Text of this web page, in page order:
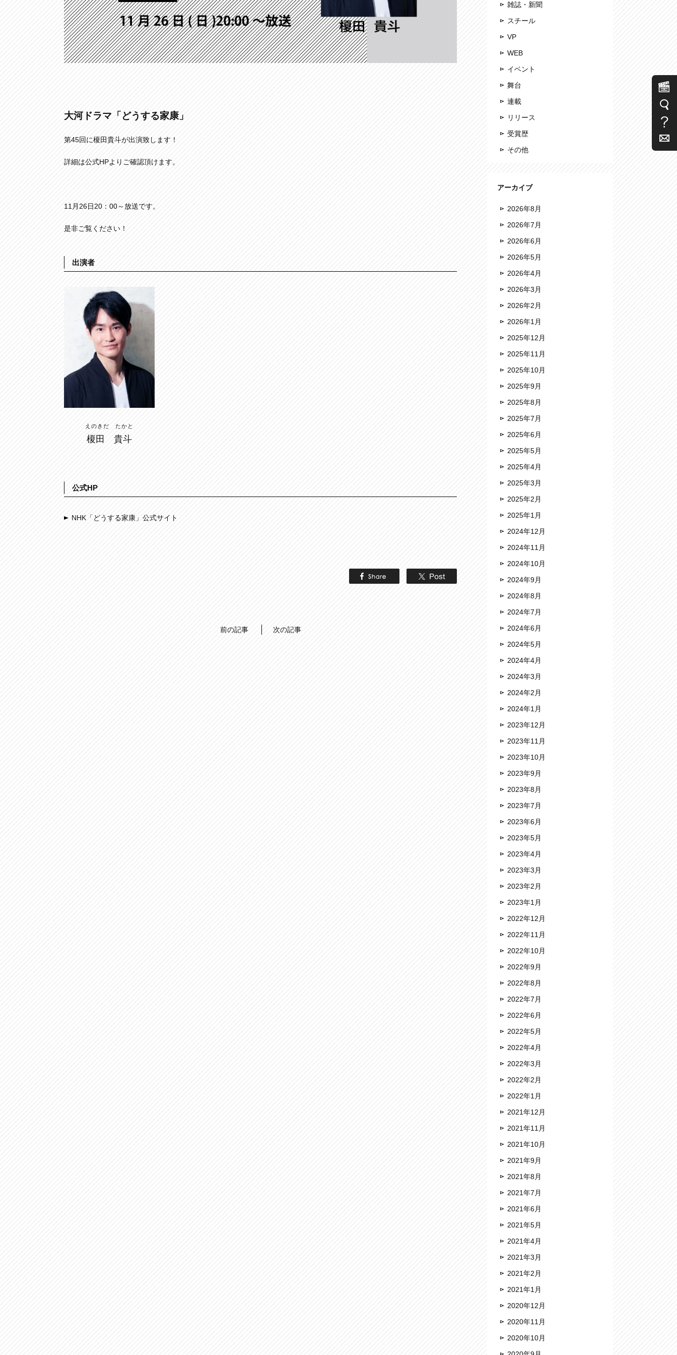
大河ドラマ「どうする家康」
第45回に榎田貴斗が出演致します！
詳細は公式HPよりご確認頂けます。
11月26日20：00～放送です。
是非ご覧ください！
出演者
えのきだ たかと
榎田 貴斗
公式HP
NHK「どうする家康」公式サイト
前の記事 次の記事
雑誌・新聞
スチール
VP
WEB
イベント
舞台
連載
リリース
受賞歴
その他
アーカイブ
2026年8月
2026年7月
2026年6月
2026年5月
2026年4月
2026年3月
2026年2月
2026年1月
2025年12月
2025年11月
2025年10月
2025年9月
2025年8月
2025年7月
2025年6月
2025年5月
2025年4月
2025年3月
2025年2月
2025年1月
2024年12月
2024年11月
2024年10月
2024年9月
2024年8月
2024年7月
2024年6月
2024年5月
2024年4月
2024年3月
2024年2月
2024年1月
2023年12月
2023年11月
2023年10月
2023年9月
2023年8月
2023年7月
2023年6月
2023年5月
2023年4月
2023年3月
2023年2月
2023年1月
2022年12月
2022年11月
2022年10月
2022年9月
2022年8月
2022年7月
2022年6月
2022年5月
2022年4月
2022年3月
2022年2月
2022年1月
2021年12月
2021年11月
2021年10月
2021年9月
2021年8月
2021年7月
2021年6月
2021年5月
2021年4月
2021年3月
2021年2月
2021年1月
2020年12月
2020年11月
2020年10月